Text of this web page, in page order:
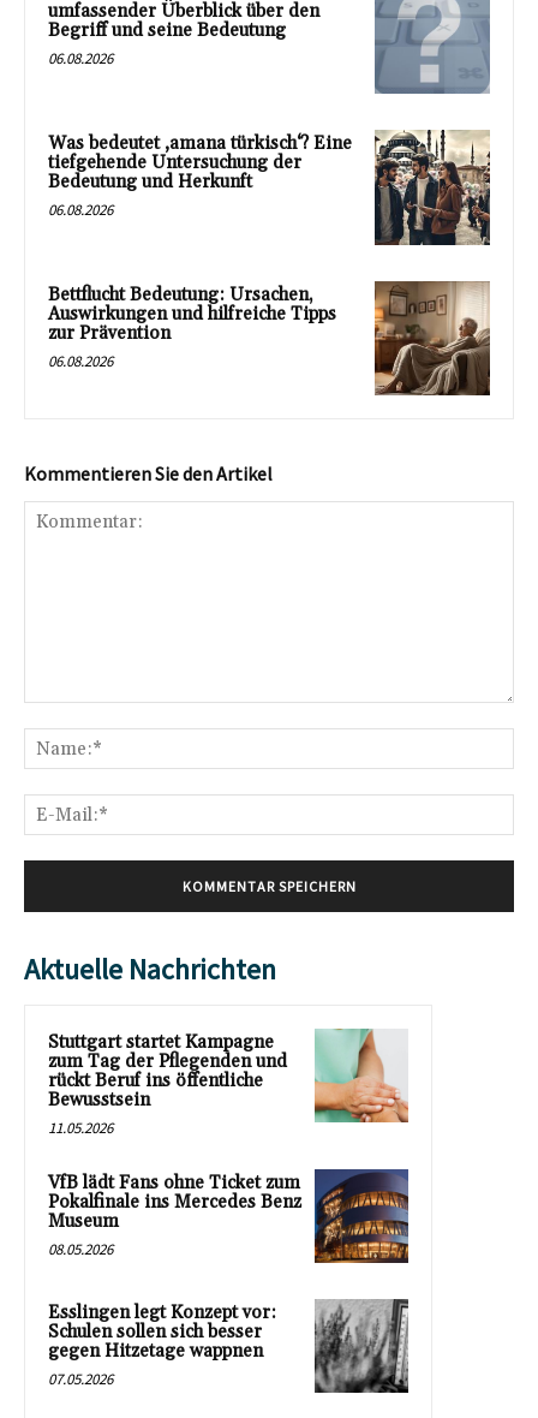
umfassender Überblick über den
Begriff und seine Bedeutung
06.08.2026
Was bedeutet ‚amana türkisch‘? Eine
tiefgehende Untersuchung der
Bedeutung und Herkunft
06.08.2026
Bettflucht Bedeutung: Ursachen,
Auswirkungen und hilfreiche Tipps
zur Prävention
06.08.2026
Kommentieren Sie den Artikel
Aktuelle Nachrichten
Stuttgart startet Kampagne
zum Tag der Pflegenden und
rückt Beruf ins öffentliche
Bewusstsein
11.05.2026
VfB lädt Fans ohne Ticket zum
Pokalfinale ins Mercedes Benz
Museum
08.05.2026
Esslingen legt Konzept vor:
Schulen sollen sich besser
gegen Hitzetage wappnen
07.05.2026